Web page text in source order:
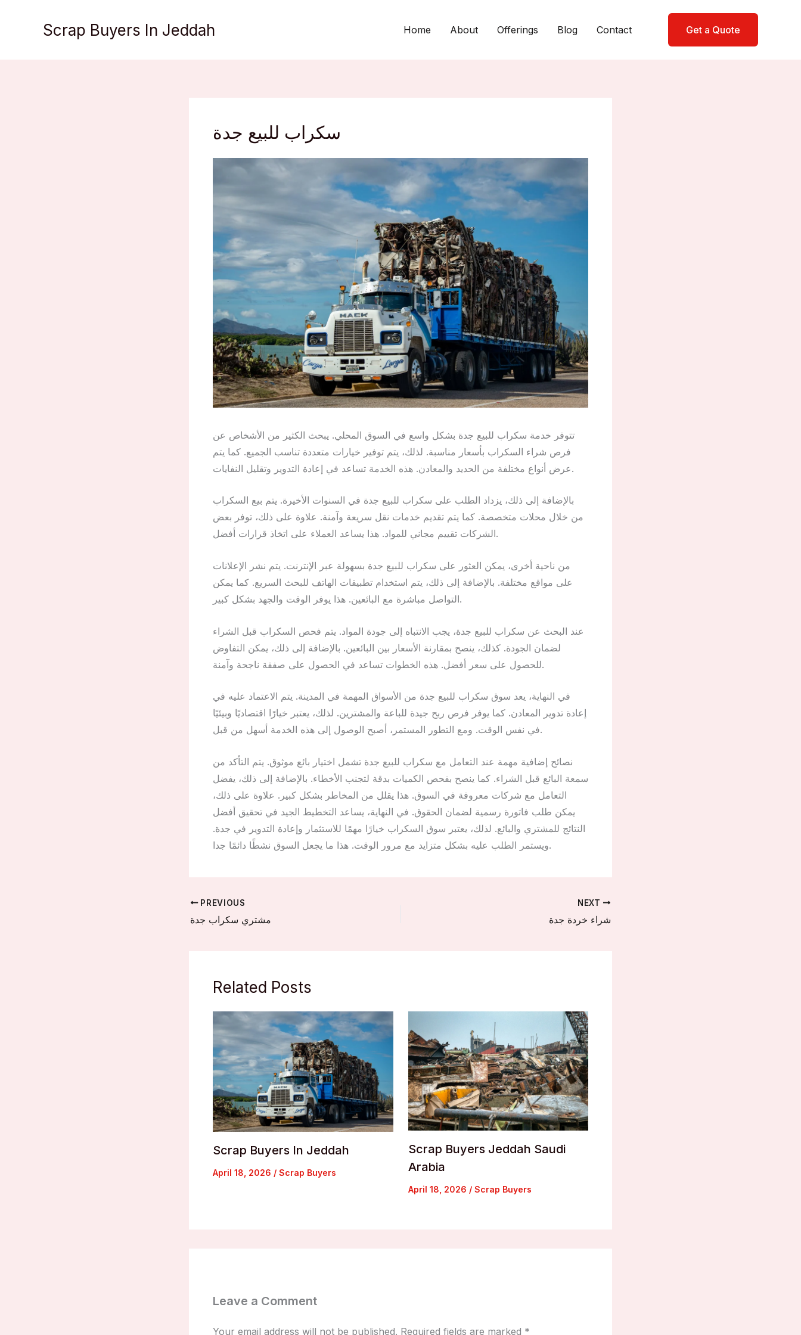
Scrap Buyers In Jeddah Home About Offerings Blog Contact Get a Quote
سكراب للبيع جدة
تتوفر خدمة سكراب للبيع جدة بشكل واسع في السوق المحلي. يبحث الكثير من الأشخاص عن
فرص شراء السكراب بأسعار مناسبة. لذلك، يتم توفير خيارات متعددة تناسب الجميع. كما يتم
عرض أنواع مختلفة من الحديد والمعادن. هذه الخدمة تساعد في إعادة التدوير وتقليل النفايات.
بالإضافة إلى ذلك، يزداد الطلب على سكراب للبيع جدة في السنوات الأخيرة. يتم بيع السكراب
من خلال محلات متخصصة. كما يتم تقديم خدمات نقل سريعة وآمنة. علاوة على ذلك، توفر بعض
الشركات تقييم مجاني للمواد. هذا يساعد العملاء على اتخاذ قرارات أفضل.
من ناحية أخرى، يمكن العثور على سكراب للبيع جدة بسهولة عبر الإنترنت. يتم نشر الإعلانات
على مواقع مختلفة. بالإضافة إلى ذلك، يتم استخدام تطبيقات الهاتف للبحث السريع. كما يمكن
التواصل مباشرة مع البائعين. هذا يوفر الوقت والجهد بشكل كبير.
عند البحث عن سكراب للبيع جدة، يجب الانتباه إلى جودة المواد. يتم فحص السكراب قبل الشراء
لضمان الجودة. كذلك، ينصح بمقارنة الأسعار بين البائعين. بالإضافة إلى ذلك، يمكن التفاوض
للحصول على سعر أفضل. هذه الخطوات تساعد في الحصول على صفقة ناجحة وآمنة.
في النهاية، يعد سوق سكراب للبيع جدة من الأسواق المهمة في المدينة. يتم الاعتماد عليه في
إعادة تدوير المعادن. كما يوفر فرص ربح جيدة للباعة والمشترين. لذلك، يعتبر خيارًا اقتصاديًا وبيئيًا
في نفس الوقت. ومع التطور المستمر، أصبح الوصول إلى هذه الخدمة أسهل من قبل.
نصائح إضافية مهمة عند التعامل مع سكراب للبيع جدة تشمل اختيار بائع موثوق. يتم التأكد من
سمعة البائع قبل الشراء. كما ينصح بفحص الكميات بدقة لتجنب الأخطاء. بالإضافة إلى ذلك، يفضل
التعامل مع شركات معروفة في السوق. هذا يقلل من المخاطر بشكل كبير. علاوة على ذلك،
يمكن طلب فاتورة رسمية لضمان الحقوق. في النهاية، يساعد التخطيط الجيد في تحقيق أفضل
النتائج للمشتري والبائع. لذلك، يعتبر سوق السكراب خيارًا مهمًا للاستثمار وإعادة التدوير في جدة.
ويستمر الطلب عليه بشكل متزايد مع مرور الوقت. هذا ما يجعل السوق نشطًا دائمًا جدا.
PREVIOUS
مشتري سكراب جدة
NEXT
شراء خردة جدة
Related Posts
Scrap Buyers In Jeddah
April 18, 2026 / Scrap Buyers
Scrap Buyers Jeddah Saudi
Arabia
April 18, 2026 / Scrap Buyers
Leave a Comment
Your email address will not be published. Required fields are marked *